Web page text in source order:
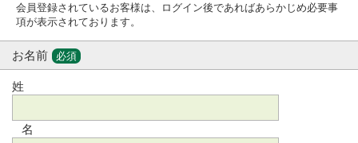
会員登録されているお客様は、ログイン後であればあらかじめ必要事
項が表示されております。
お名前 必須
姓
名